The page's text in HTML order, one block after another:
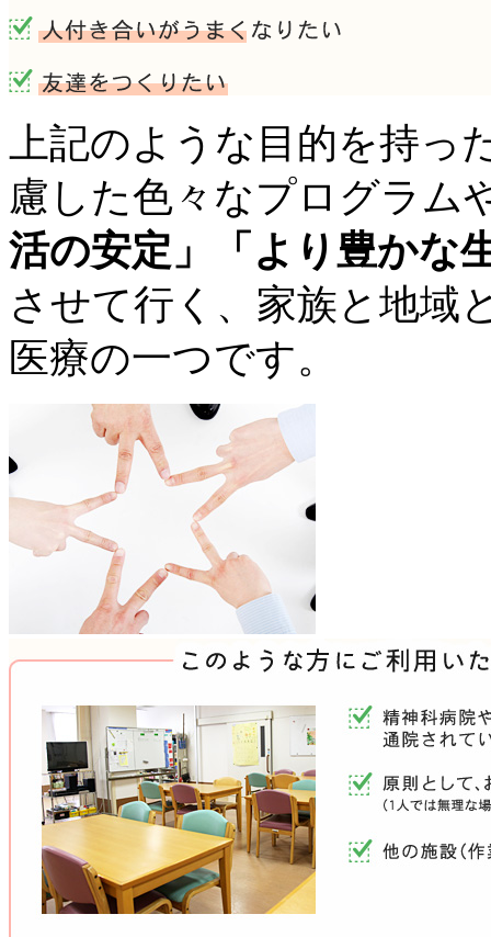
上記のような目的を持っ
慮した色々なプログラム
活の安定」「より豊かな
させて行く、家族と地域
医療の一つです。